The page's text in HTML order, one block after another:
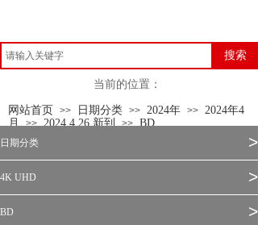
搜索
当前的位置：
网站首页 >> 日期分类 >> 2024年 >> 2024年4
月 >> 2024.4.26 新到 >> BD
日期分类 >
4K UHD >
BD >